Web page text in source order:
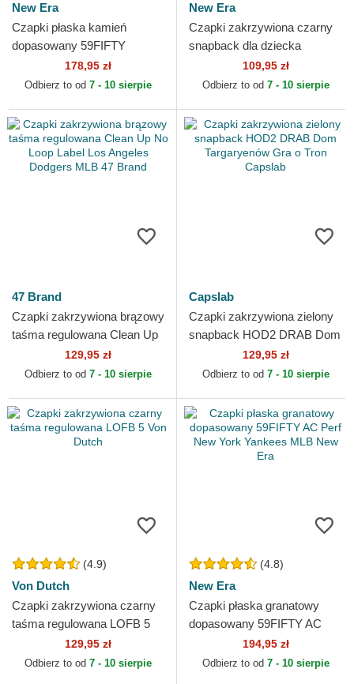
New Era
Czapki płaska kamień
dopasowany 59FIFTY
Essential New York Yankees
MLB New Era
178,95 zł
Odbierz to od 7 - 10 sierpie
New Era
Czapki zakrzywiona czarny
snapback dla dziecka
9FORTY Wordmark
Gryffindor Harry Potter New
109,95 zł
Odbierz to od 7 - 10 sierpie
47 Brand
Czapki zakrzywiona brązowy
taśma regulowana Clean Up
No Loop Label Los Angeles
Dodgers MLB 47 Brand
129,95 zł
Odbierz to od 7 - 10 sierpie
Capslab
Czapki zakrzywiona zielony
snapback HOD2 DRAB Dom
Targaryenów Gra o Tron
Capslab
129,95 zł
Odbierz to od 7 - 10 sierpie
(4.9)
Von Dutch
Czapki zakrzywiona czarny
taśma regulowana LOFB 5
129,95 zł
Odbierz to od 7 - 10 sierpie
(4.8)
New Era
Czapki płaska granatowy
dopasowany 59FIFTY AC
Perf New York Yankees MLB
New Era
194,95 zł
Odbierz to od 7 - 10 sierpie